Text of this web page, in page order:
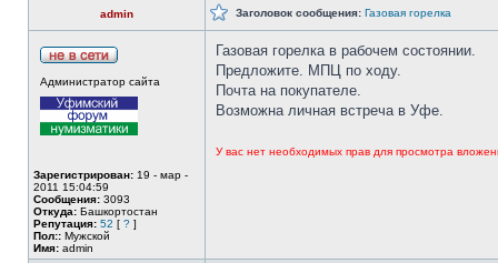
admin Заголовок сообщения: Газовая горелка
Администратор сайта
Зарегистрирован: 19 - мар -
2011 15:04:59
Сообщения: 3093
Откуда: Башкортостан
Репутация: 52 [ ? ]
Пол:: Мужской
Имя: admin
Газовая горелка в рабочем состоянии.
Предложите. МПЦ по ходу.
Почта на покупателе.
Возможна личная встреча в Уфе.
У вас нет необходимых прав для просмотра